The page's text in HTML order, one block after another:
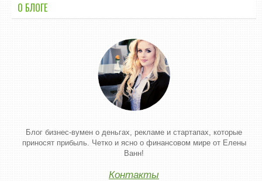
О БЛОГЕ
Блог бизнес-вумен о деньгах, рекламе и стартапах, которые
приносят прибыль. Четко и ясно о финансовом мире от Елены
Ванн!
Контакты